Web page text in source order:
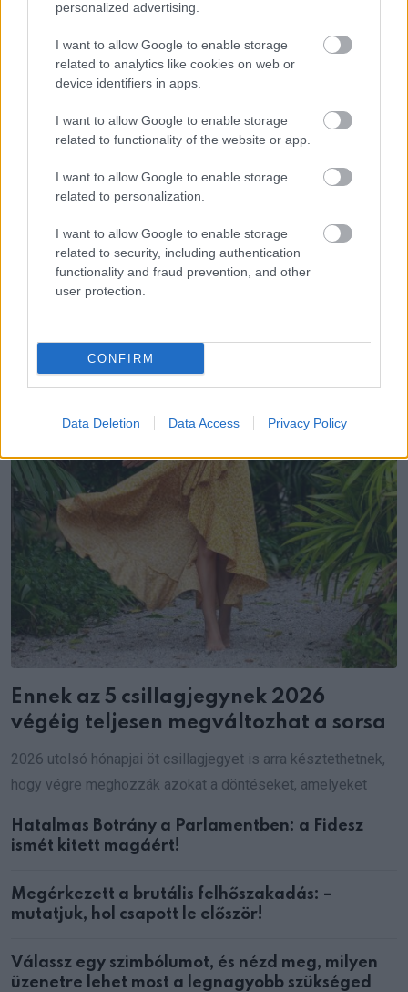
personalized advertising.
I want to allow Google to enable storage
related to analytics like cookies on web or
device identifiers in apps.
I want to allow Google to enable storage
related to functionality of the website or app.
I want to allow Google to enable storage
related to personalization.
I want to allow Google to enable storage
related to security, including authentication
functionality and fraud prevention, and other
user protection.
CONFIRM
Data Deletion Data Access Privacy Policy
ÉLETMÓD,VICCEK
Igazság
Ennek az 5 csillagjegynek 2026
végéig teljesen megváltozhat a sorsa
2026 utolsó hónapjai öt csillagjegyet is arra késztethetnek,
hogy végre meghozzák azokat a döntéseket, amelyeket
Hatalmas Botrány a Parlamentben: a Fidesz
ismét kitett magáért!
Megérkezett a brutális felhőszakadás: –
mutatjuk, hol csapott le először!
Válassz egy szimbólumot, és nézd meg, milyen
üzenetre lehet most a legnagyobb szükséged